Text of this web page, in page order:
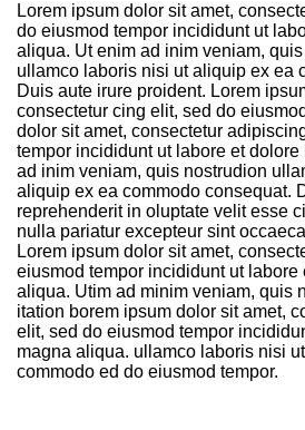
Lorem ipsum dolor sit amet,
do eiusmod tempor incididunt ut
aliqua. Ut enim ad inim veniam,
ullamco laboris nisi ut aliquip ex ea
Duis aute irure proident. Lorem
consectetur cing elit, sed do
dolor sit amet, consectetur
tempor incididunt ut labore et
ad inim veniam, quis nostrudion
aliquip ex ea commodo consequat.
reprehenderit in oluptate velit esse
nulla pariatur excepteur sint
Lorem ipsum dolor sit amet,
eiusmod tempor incididunt ut labore
aliqua. Utim ad minim veniam, quis
itation borem ipsum dolor sit amet,
elit, sed do eiusmod tempor
magna aliqua. ullamco laboris nisi
commodo ed do eiusmod tempor.
Log In
Username or email address *